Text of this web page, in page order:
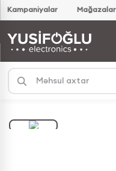
Kampaniyalar Mağazalar